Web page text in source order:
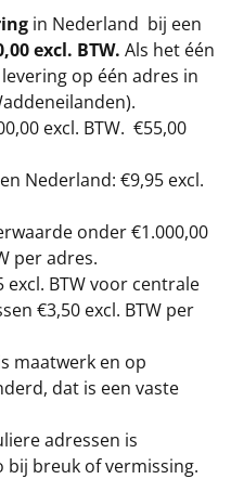
in Nederland bij een
excl. BTW. Als het één
op één adres in
excl. BTW. €55,00
Nederland: €9,95 excl.
onder €1.000,00
per adres.
BTW voor centrale
€3,50 excl. BTW per
maatwerk en op
dat is een vaste
adressen is
bij breuk of vermissing.